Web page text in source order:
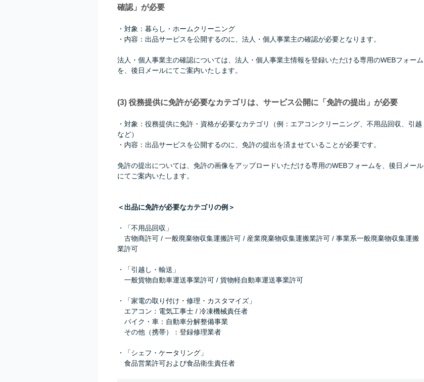
確認」が必要
・対象：暮らし・ホームクリーニング
・内容：出品サービスを公開するのに、法人・個人事業主の確認が必要となります。
法人・個人事業主の確認については、法人・個人事業主情報を登録いただける専用のWEBフォーム
を、後日メールにてご案内いたします。
(3) 役務提供に免許が必要なカテゴリは、サービス公開に「免許の提出」が必要
・対象：役務提供に免許・資格が必要なカテゴリ（例：エアコンクリーニング、不用品回収、引越
など）
・内容：出品サービスを公開するのに、免許の提出を済ませていることが必要です。
免許の提出については、免許の画像をアップロードいただける専用のWEBフォームを、後日メール
にてご案内いたします。
＜出品に免許が必要なカテゴリの例＞
・「不用品回収」
古物商許可 / 一般廃棄物収集運搬許可 / 産業廃棄物収集運搬業許可 / 事業系一般廃棄物収集運搬
業許可
・「引越し・輸送」
一般貨物自動車運送事業許可 / 貨物軽自動車運送事業許可
・「家電の取り付け・修理・カスタマイズ」
エアコン：電気工事士 / 冷凍機械責任者
バイク・車：自動車分解整備事業
その他（携帯）：登録修理業者
・「シェフ・ケータリング」
食品営業許可および食品衛生責任者